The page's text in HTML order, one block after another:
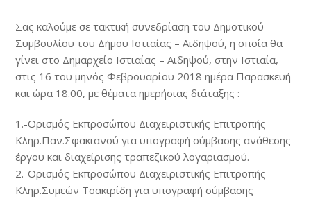
Σας καλούμε σε τακτική συνεδρίαση του Δημοτικού
Συμβουλίου του Δήμου Ιστιαίας – Αιδηψού, η οποία θα
γίνει στο Δημαρχείο Ιστιαίας – Αιδηψού, στην Ιστιαία,
στις 16 του μηνός Φεβρουαρίου 2018 ημέρα Παρασκευή
και ώρα 18.00, με θέματα ημερήσιας διάταξης :
1.-Ορισμός Εκπροσώπου Διαχειριστικής Επιτροπής
Κληρ.Παν.Σφακιανού για υπογραφή σύμβασης ανάθεσης
έργου και διαχείρισης τραπεζικού λογαριασμού.
2.-Ορισμός Εκπροσώπου Διαχειριστικής Επιτροπής
Κληρ.Συμεών Τσακιρίδη για υπογραφή σύμβασης